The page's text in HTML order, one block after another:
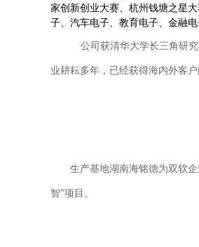
家创新创业大赛、杭州钱塘之星
子、汽车电子、教育电子、金融
公司获清华大学长三角研究
业耕耘多年，已经获得海内外客
生产基地湖南海铭德为双软企业
智”项目。